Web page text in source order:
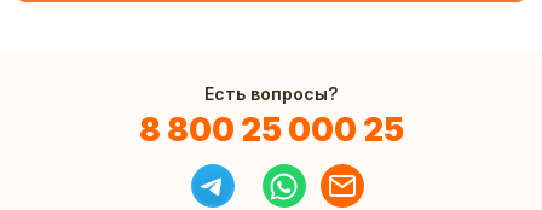
Есть вопросы?
8 800 25 000 25